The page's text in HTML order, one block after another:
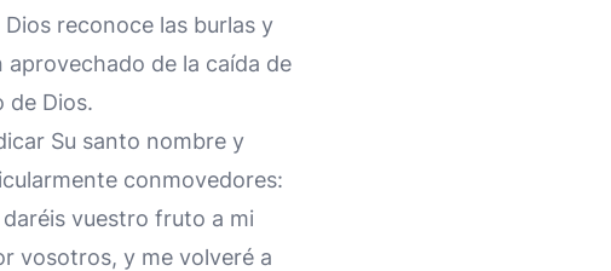
reconoce las burlas y
de la caída de
de Dios.
Su santo nombre y
conmovedores:
vuestro fruto a mi
vosotros, y me volveré a